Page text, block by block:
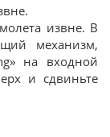
извне. В
механизм,
на входной
и сдвиньте